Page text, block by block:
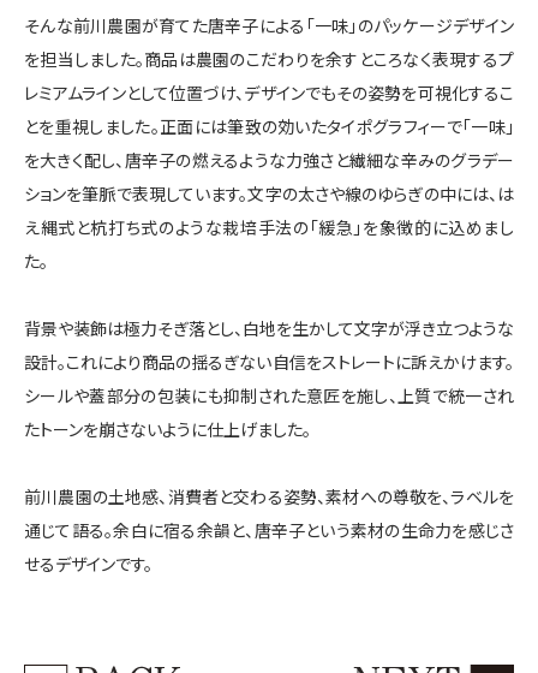
そんな前川農園が育てた唐辛子による「一味」のパッケージデザイン
を担当しました。商品は農園のこだわりを余すところなく表現するプ
レミアムラインとして位置づけ、デザインでもその姿勢を可視化するこ
とを重視しました。正面には筆致の効いたタイポグラフィーで「一味」
を大きく配し、唐辛子の燃えるような力強さと繊細な辛みのグラデー
ションを筆脈で表現しています。文字の太さや線のゆらぎの中には、は
え縄式と杭打ち式のような栽培手法の「緩急」を象徴的に込めまし
た。
背景や装飾は極力そぎ落とし、白地を生かして文字が浮き立つような
設計。これにより商品の揺るぎない自信をストレートに訴えかけます。
シールや蓋部分の包装にも抑制された意匠を施し、上質で統一され
たトーンを崩さないように仕上げました。
前川農園の土地感、消費者と交わる姿勢、素材への尊敬を、ラベルを
通じて語る。余白に宿る余韻と、唐辛子という素材の生命力を感じさ
せるデザインです。